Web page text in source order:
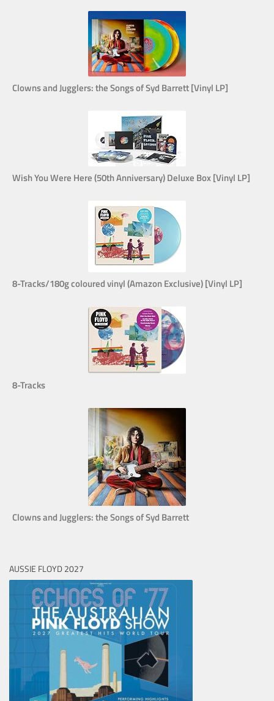
Clowns and Jugglers: the Songs of Syd Barrett [Vinyl LP]
Wish You Were Here (50th Anniversary) Deluxe Box [Vinyl LP]
8-Tracks/180g coloured vinyl (Amazon Exclusive) [Vinyl LP]
8-Tracks
Clowns and Jugglers: the Songs of Syd Barrett
AUSSIE FLOYD 2027